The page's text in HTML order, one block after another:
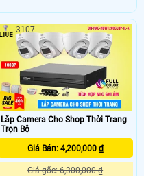
Lắp Camera Cho Shop Thời Trang
Trọn Bộ
Giá Bán: 4,200,000 ₫
Giá gốc: 6,300,000 ₫
3107